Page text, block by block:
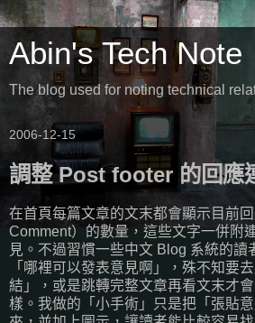
Abin's Tech Note
The blog used for noting technical
2006-12-15
調整 Post footer 的回應
在首頁每篇文章的文末都會顯示目前
Comment）的數量，這些文字一併附
見。不過習慣一些中文 Blog 系統的讀
「哪裡可以發表意見啊」，殊不知要
結」，或是跳轉完整文章再看文末才
樣。我做的「小手術」只是把「張貼